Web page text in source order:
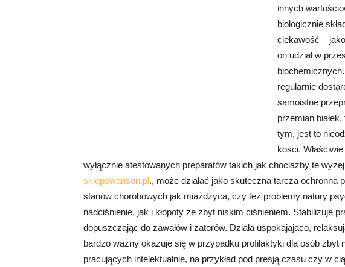
innych
biologicznie
ciekawość –
on udział w
biochemicznych.
regularnie
samoistne
przemian
tym, jest to
kości.
wyłącznie atestowanych preparatów takich jak chociażby te
sklepswanson.pl., może działać jako skuteczna tarcza ochronna
stanów chorobowych jak miażdżyca, czy też problemy natury
nadciśnienie, jak i kłopoty ze zbyt niskim ciśnieniem. Stabilizuje
dopuszczając do zawałów i zatorów. Działa uspokajająco,
bardzo ważny okazuje się w przypadku profilaktyki dla osób zbyt
pracujących intelektualnie, na przykład pod presją czasu czy w